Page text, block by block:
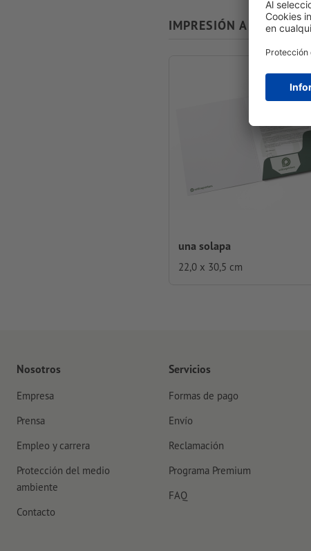
IMPRESIÓN A AMBAS
una solapa
22,0 x 30,5 cm
Nosotros
Empresa
Prensa
Empleo y carrera
Protección del medio
ambiente
Contacto
Servicios
Formas de pago
Envío
Reclamación
Programa Premium
FAQ